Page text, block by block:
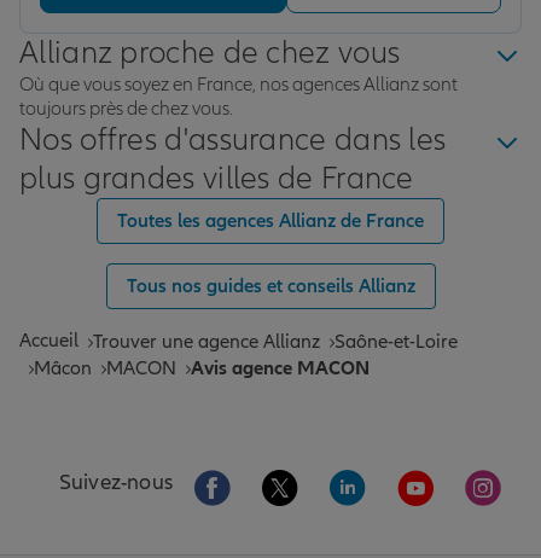
Allianz proche de chez vous
Où que vous soyez en France, nos agences Allianz sont
toujours près de chez vous.
Nos offres d'assurance dans les
plus grandes villes de France
Toutes les agences Allianz de France
Tous nos guides et conseils Allianz
Accueil Trouver une agence Allianz
Saône-et-Loire
Mâcon
MACON Avis agence MACON
Suivez-nous Aller sur la page Facebook de Allianz
Aller sur la page Twitter de
Aller sur la page
Aller sur la
Aller